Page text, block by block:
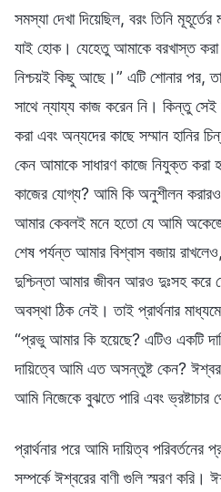
সমস্যা দেখা দিয়েছিল, বরং তিনি
যাই হোক। যেহেতু আমাকে বরখাস্ত করা
নিশ্চয়ই কিছু আছে।” এটি শোনার পর,
সাথে ন্যায্য কাজ করেন নি। কিন্তু সেই
করা এবং অন্যদের কাছে সম্মান হানির
কেন আমাকে সাধারণ কাজে নিযুক্ত
কাজের যোগ্য? আমি কি অনুশীলন
আমার কেবলই মনে হতো যে আমি
শেষ পর্যন্ত আমার বিশ্বাস বজায়
দুশ্চিন্তা আমার জীবন আরও দুঃসহ
অবস্থা ঠিক নেই। তাই প্রার্থনার
“প্রভু আমার কি হয়েছে? এটিও একটি
দায়িত্বে আমি এত অসন্তুষ্ট কেন?
আমি নিজেকে বুঝতে পারি এবং ভ্রষ্টাচার
প্রার্থনার পরে আমি দায়িত্ব পরিবর্তনের
সম্পর্কে ঈশ্বরের বাণী গুলি স্মরণ করি।